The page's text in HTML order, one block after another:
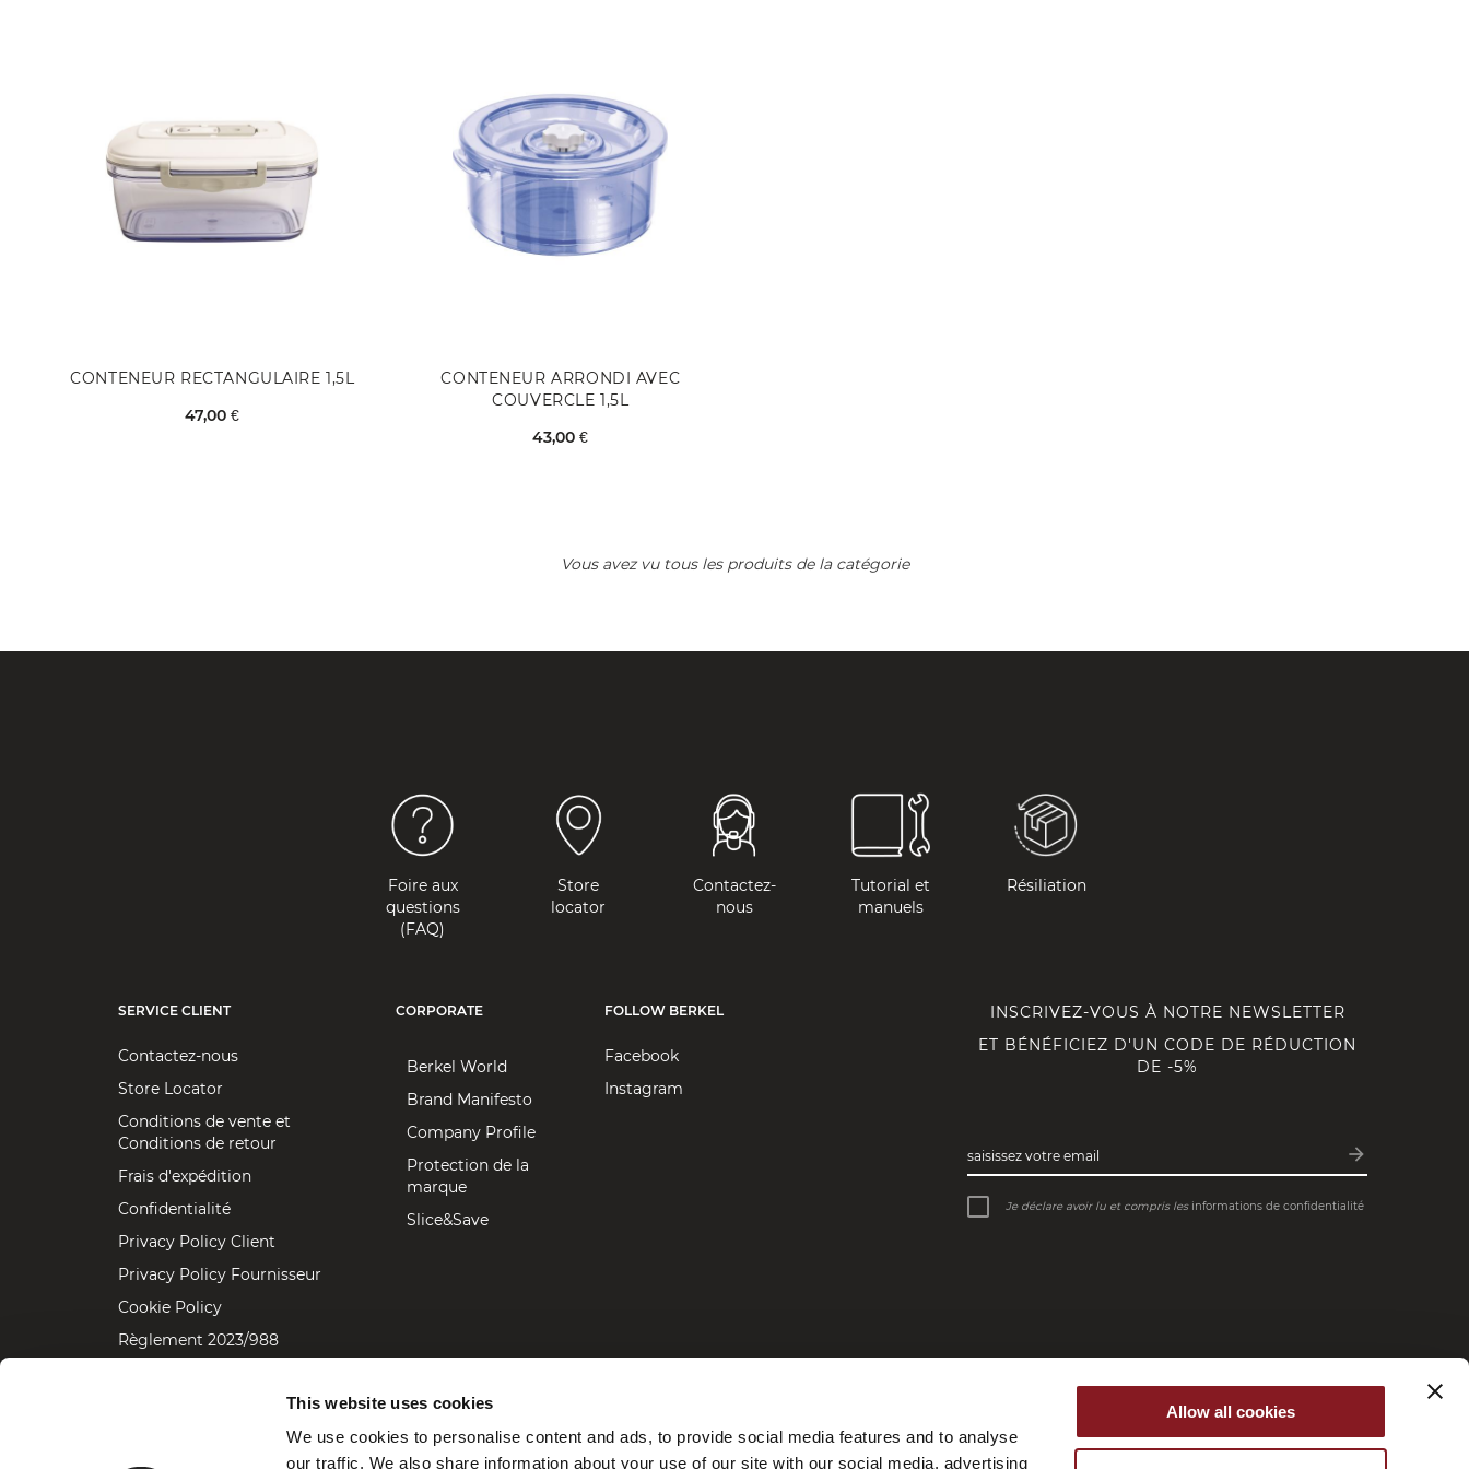
This website uses cookies
We use cookies to personalise content and ads, to provide social media features and to analyse
our traffic. We also share information about your use of our site with our social media, advertising
Allow all cookies
CONTENEUR RECTANGULAIRE 1,5L
47,00 €
CONTENEUR ARRONDI AVEC
COUVERCLE 1,5L
43,00 €
Vous avez vu tous les produits de la catégorie
Foire aux
questions
(FAQ)
Store
locator
Contactez-
nous
Tutorial et
manuels
Résiliation
SERVICE CLIENT
Contactez-nous
Store Locator
Conditions de vente et
Conditions de retour
Frais d'expédition
Confidentialité
Privacy Policy Client
Privacy Policy Fournisseur
Cookie Policy
Règlement 2023/988
CORPORATE
Berkel World
Brand Manifesto
Company Profile
Protection de la
marque
Slice&Save
FOLLOW BERKEL
Facebook
Instagram
INSCRIVEZ-VOUS À NOTRE NEWSLETTER
ET BÉNÉFICIEZ D'UN CODE DE RÉDUCTION
DE -5%
saisissez votre email arrow_forward
Inscription
Je déclare avoir lu et compris les informations de confidentialité